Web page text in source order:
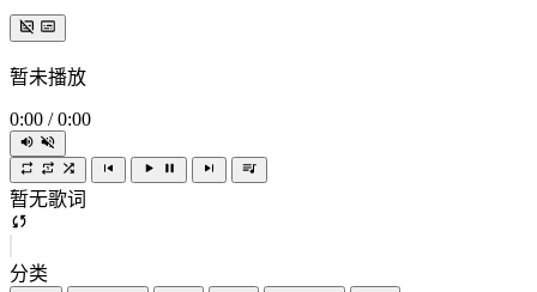
暂未播放
0:00 / 0:00
暂无歌词
分类